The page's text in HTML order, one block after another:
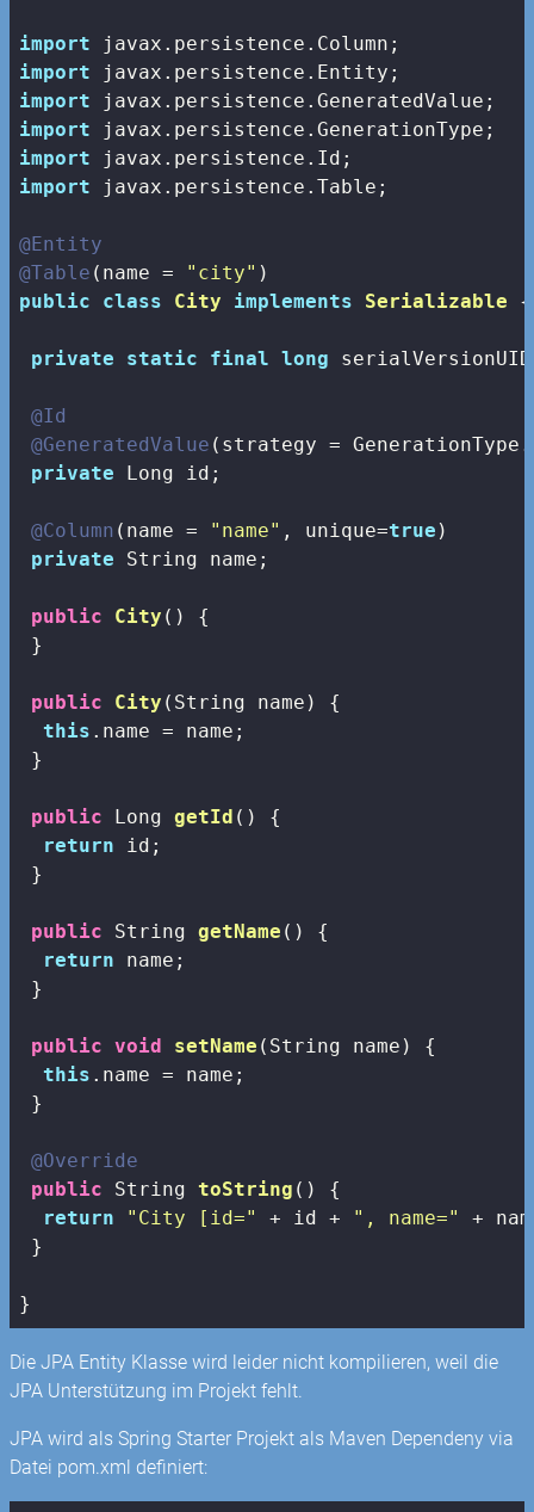
import
import
import
import
import
import javax.persistence.Table;
@Entity
@Table (name = "city"
public
class City implements Serializable {
private static final long
@Id
@GeneratedValue (strategy =
private Long id;
@Column (name = "name" , unique=true )
private String name;
public City ()
{
}
public City (String name)
{
this .name = name;
}
public Long getId ()
{
return id;
}
public String getName ()
{
return name;
}
public void setName (String name)
{
this .name = name;
}
@Override
public String toString ()
{
return
"City [id=" + id + ", name="
+
}
}
Die JPA Entity Klasse wird leider nicht kompilieren, weil die
JPA Unterstützung im Projekt fehlt.
JPA wird als Spring Starter Projekt als Maven Dependeny via
Datei pom.xml definiert: